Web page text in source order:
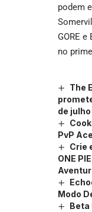
podem
GORE
no
The
de julho
PvP
Crie
ONE
Modo
Beta